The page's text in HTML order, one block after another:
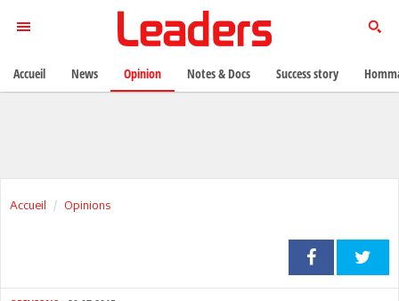
Accueil Opinions
Accueil News Opinion Notes & Docs Success story